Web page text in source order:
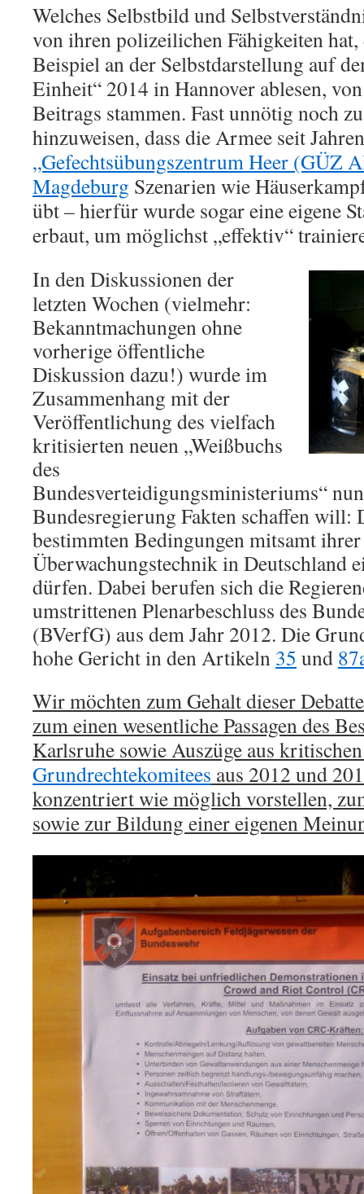
Welches Selbstbild und
von ihren polizeilichen Fähigkeiten hat,
Beispiel an der Selbstdarstellung auf
Einheit“ 2014 in Hannover ablesen,
Beitrags stammen. Fast unnötig noch
hinzuweisen, dass die Armee seit
„Gefechtsübungszentrum Heer (GÜZ
Magdeburg Szenarien wie
übt – hierfür wurde sogar eine eigene
erbaut, um möglichst „effektiv“
In den Diskussionen der
letzten Wochen (vielmehr:
Bekanntmachungen ohne
vorherige öffentliche
Diskussion dazu!) wurde im
Zusammenhang mit der
Veröffentlichung des vielfach
kritisierten neuen „Weißbuchs
des
Bundesverteidigungsministeriums“
Bundesregierung Fakten schaffen will:
bestimmten Bedingungen mitsamt
Überwachungstechnik in Deutschland
dürfen. Dabei berufen sich die
umstrittenen Plenarbeschluss des
(BVerfG) aus dem Jahr 2012. Die
hohe Gericht in den Artikeln 35 und
Wir möchten zum Gehalt dieser
zum einen wesentliche Passagen des
Karlsruhe sowie Auszüge aus
Grundrechtekomitees aus 2012 und
konzentriert wie möglich vorstellen,
sowie zur Bildung einer eigenen